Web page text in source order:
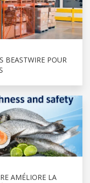
BEASTWIRE POUR
AMÉLIORE LA